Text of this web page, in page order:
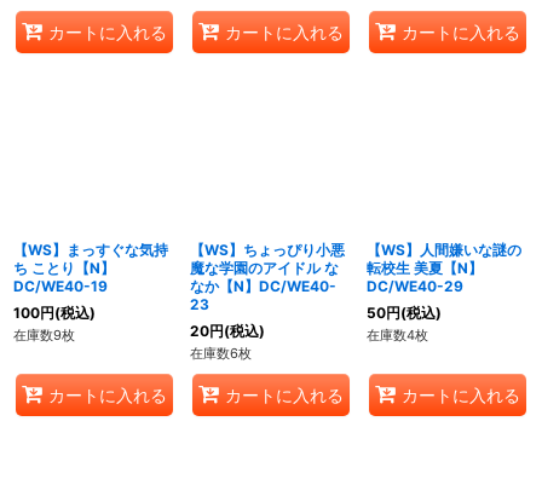
カートに入れる カートに入れる カートに入れる
【WS】まっすぐな気持
ち ことり【N】
DC/WE40-19
100円(税込)
在庫数9枚
カートに入れる
【WS】ちょっぴり小悪
魔な学園のアイドル な
なか【N】DC/WE40-
23
20円(税込)
在庫数6枚
カートに入れる
【WS】人間嫌いな謎の
転校生 美夏【N】
DC/WE40-29
50円(税込)
在庫数4枚
カートに入れる